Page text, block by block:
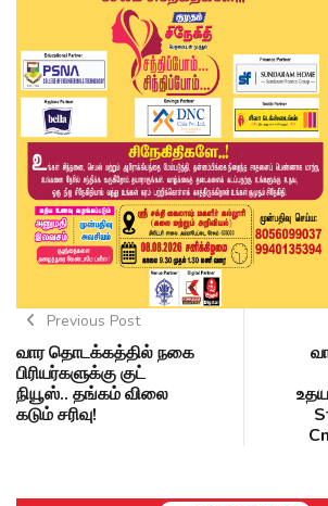
Previous Post
வார தொடக்கத்தில் நகை
பிரியர்களுக்கு குட்
நியூஸ்.. தங்கம் விலை
கடும் சரிவு!